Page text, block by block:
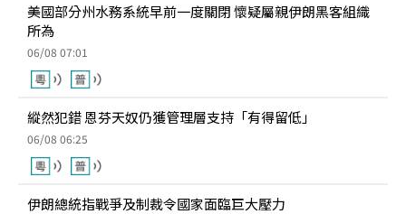
美國部分州水務系統早前一度關閉 懷疑屬親伊朗黑客組織
所為
06/08 07:01
縱然犯錯 恩芬天奴仍獲管理層支持「有得留低」
06/08 06:25
伊朗總統指戰爭及制裁令國家面臨巨大壓力